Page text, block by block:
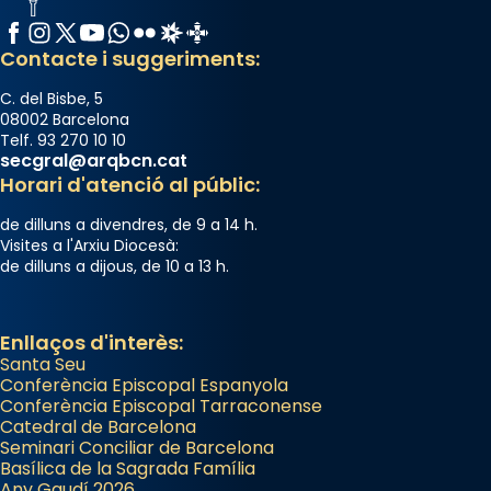
Memòria de les santes Juliana i
Semproniana, verges i màrtirs.
Acompanyant la història de sant Cugat, a
partir de l’Edat Mitjana sorgeix la tradició
que les santes Juliana (“relatiu a Júlia”) i
Semproniana (“relatiu a Semprònia =
eterna”) són deixebles seves. I l’any 1667, el
frare Joan Gaspar Roig, afirma en una obra
que les santes són filles de l’antiga Iluro.
Mataró en reivindicarà les relíquies fins que
a la “Missa de les Santes” (“Missa de
Glòria”) fou composta el 1848 per Mn.
Manuel Blanch, amb aire d’òpera
italianitzant; s’interpreta per privilegi
pontifici, amb orquestra i cor, i té una
duració aproximada de tres hores. Després,
Facebook
Instagram
X / Twitter
YouTube
WhatsApp
FlickrRadio Estel
Catalunya Cristiana
Contacte i suggeriments:
C. del Bisbe, 5
08002 Barcelona
Telf. 93 270 10 10
secgral@arqbcn.cat
Horari d'atenció al públic:
de dilluns a divendres, de 9 a 14 h.
Visites a l'Arxiu Diocesà:
de dilluns a dijous, de 10 a 13 h.
Enllaços d'interès:
Santa Seu
Conferència Episcopal Espanyola
Conferència Episcopal Tarraconense
Catedral de Barcelona
Seminari Conciliar de Barcelona
Basílica de la Sagrada Família